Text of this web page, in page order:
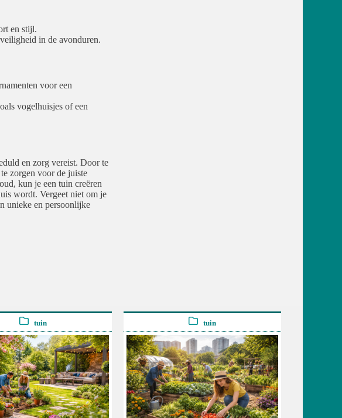
en stijl.
in de avonduren.
voor een
vogelhuisjes of een
en zorg vereist. Door te
zorgen voor de juiste
kun je een tuin creëren
wordt. Vergeet niet om je
unieke en persoonlijke
tuin tuin